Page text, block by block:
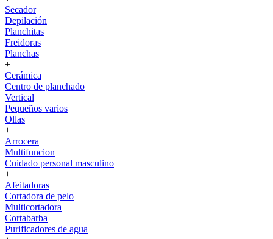
Secador
Depilación
Planchitas
Freidoras
Planchas
+
Cerámica
Centro de planchado
Vertical
Pequeños varios
Ollas
+
Arrocera
Multifuncion
Cuidado personal masculino
+
Afeitadoras
Cortadora de pelo
Multicortadora
Cortabarba
Purificadores de agua